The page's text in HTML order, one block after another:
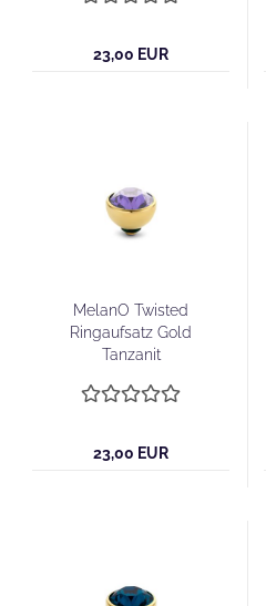
23,00 EUR
MelanO Twisted
Ringaufsatz Gold
Tanzanit
23,00 EUR